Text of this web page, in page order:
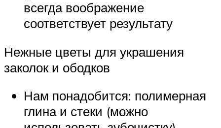
всегда воображение
соответствует результату
Нежные цветы для украшения
заколок и ободков
Нам понадобится: полимерная
глина и стеки (можно